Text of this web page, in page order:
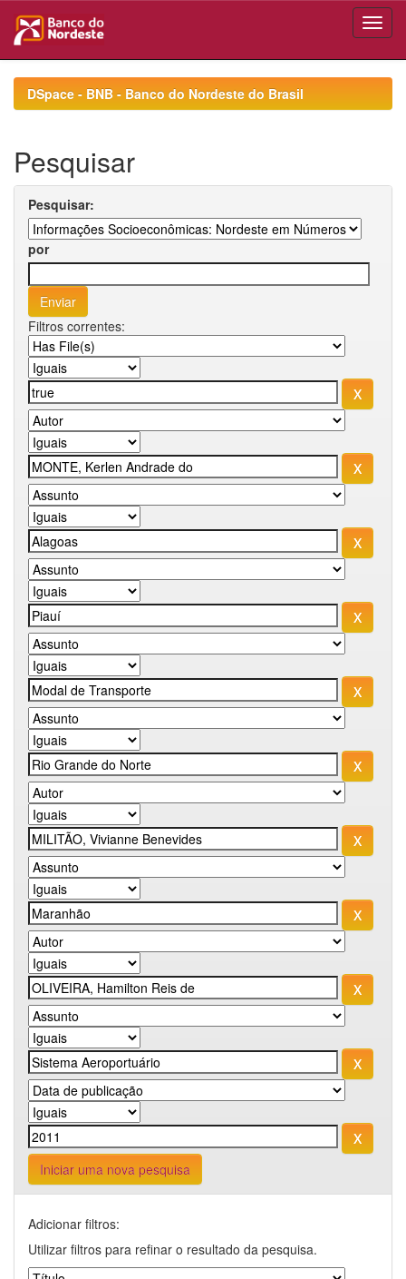
navigationDSpace - BNB - Banco do Nordeste do Brasil
Pesquisar
Pesquisar:
por
Filtros correntes:
Iniciar uma nova pesquisa
Adicionar filtros:
Utilizar filtros para refinar o resultado da pesquisa.